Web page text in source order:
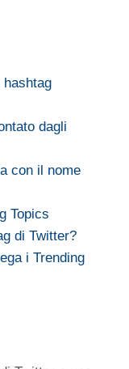
hashtag
dagli
con il nome
Topics
di Twitter?
i Trending